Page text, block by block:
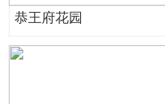
恭王府花园